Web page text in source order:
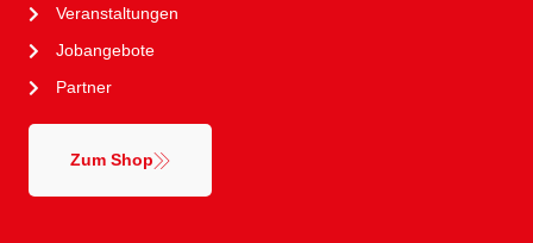
Veranstaltungen
Jobangebote
Partner
Zum Shop